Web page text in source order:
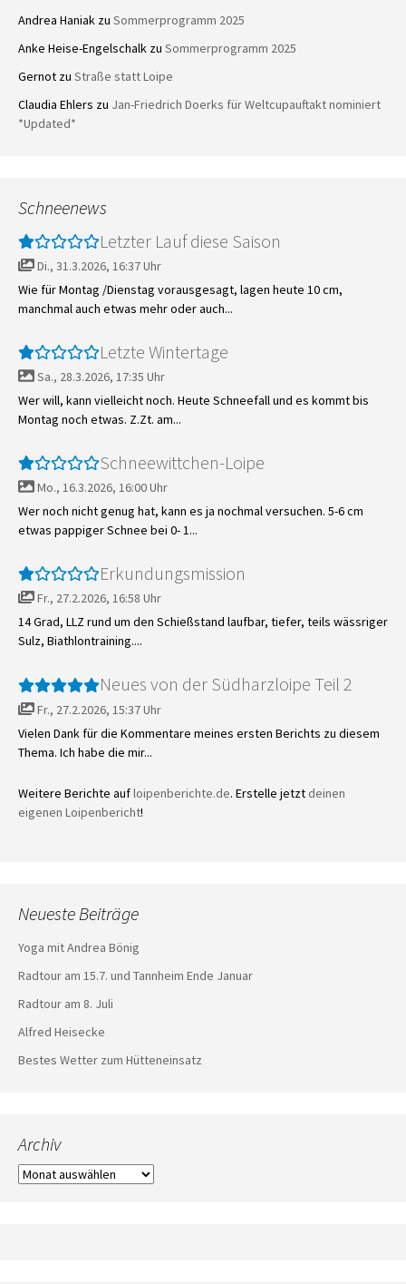
Andrea Haniak zu Sommerprogramm 2025
Anke Heise-Engelschalk zu Sommerprogramm 2025
Gernot zu Straße statt Loipe
Claudia Ehlers zu Jan-Friedrich Doerks für Weltcupauftakt nominiert
*Updated*
Schneenews
Letzter Lauf diese Saison
Di., 31.3.2026, 16:37 Uhr
Wie für Montag /Dienstag vorausgesagt, lagen heute 10 cm,
manchmal auch etwas mehr oder auch...
Letzte Wintertage
Sa., 28.3.2026, 17:35 Uhr
Wer will, kann vielleicht noch. Heute Schneefall und es kommt bis
Montag noch etwas. Z.Zt. am...
Schneewittchen-Loipe
Mo., 16.3.2026, 16:00 Uhr
Wer noch nicht genug hat, kann es ja nochmal versuchen. 5-6 cm
etwas pappiger Schnee bei 0- 1...
Erkundungsmission
Fr., 27.2.2026, 16:58 Uhr
14 Grad, LLZ rund um den Schießstand laufbar, tiefer, teils wässriger
Sulz, Biathlontraining....
Neues von der Südharzloipe Teil 2
Fr., 27.2.2026, 15:37 Uhr
Vielen Dank für die Kommentare meines ersten Berichts zu diesem
Thema. Ich habe die mir...
Weitere Berichte aufloipenberichte.de. Erstelle jetzt deinen
eigenen Loipenbericht!
Neueste Beiträge
Yoga mit Andrea Bönig
Radtour am 15.7. und Tannheim Ende Januar
Radtour am 8. Juli
Alfred Heisecke
Bestes Wetter zum Hütteneinsatz
Archiv
Archiv